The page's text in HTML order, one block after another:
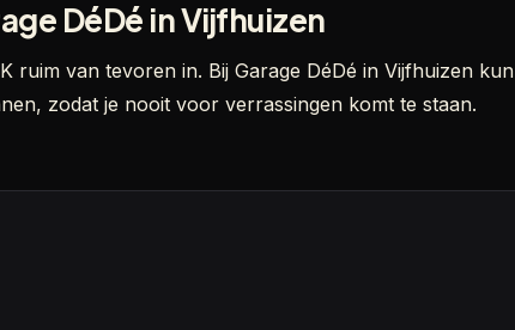
DéDé in Vijfhuizen
ruim van tevoren in. Bij Garage DéDé in Vijfhuizen kun
zodat je nooit voor verrassingen komt te staan.